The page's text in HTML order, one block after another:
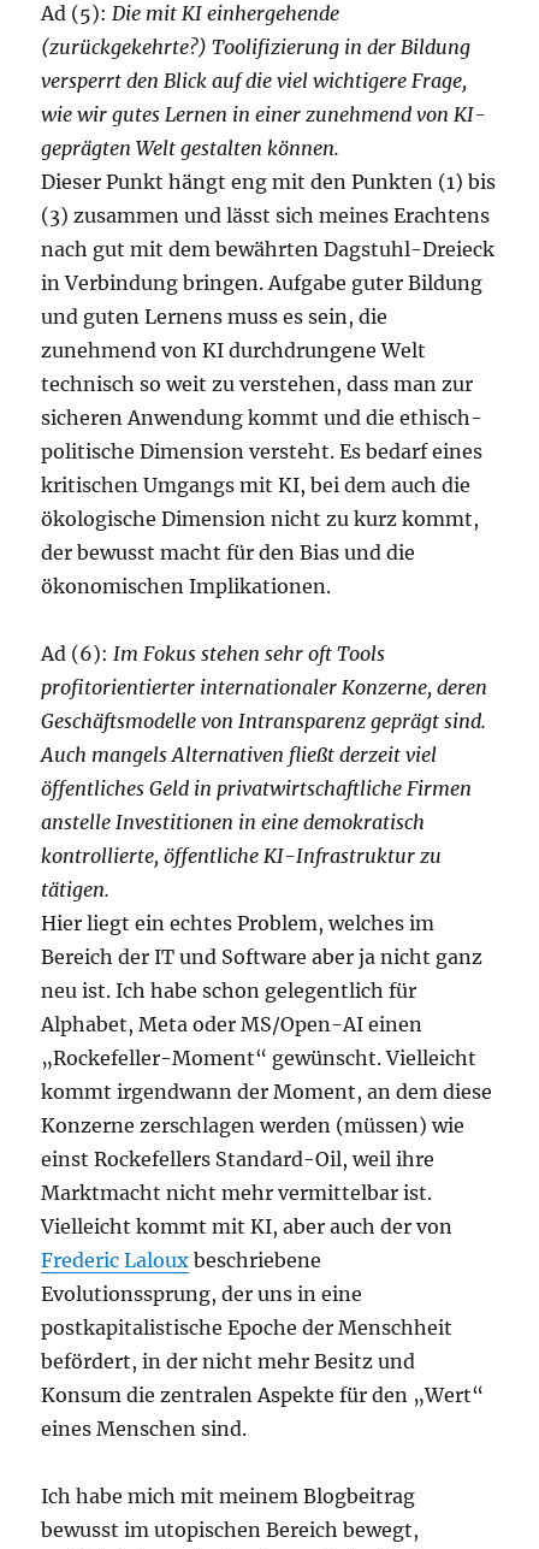
Ad (5):Die mit KI einhergehende
(zurückgekehrte?) Toolifizierung in der Bildung
versperrt den Blick auf die viel wichtigere Frage,
wie wir gutes Lernen in einer zunehmend von KI-
geprägten Welt gestalten können.
Dieser Punkt hängt eng mit den Punkten (1) bis
(3) zusammen und lässt sich meines Erachtens
nach gut mit dem bewährten Dagstuhl-Dreieck
in Verbindung bringen. Aufgabe guter Bildung
und guten Lernens muss es sein, die
zunehmend von KI durchdrungene Welt
technisch so weit zu verstehen, dass man zur
sicheren Anwendung kommt und die ethisch-
politische Dimension versteht. Es bedarf eines
kritischen Umgangs mit KI, bei dem auch die
ökologische Dimension nicht zu kurz kommt,
der bewusst macht für den Bias und die
ökonomischen Implikationen.
Ad (6):Im Fokus stehen sehr oft Tools
profitorientierter internationaler Konzerne, deren
Geschäftsmodelle von Intransparenz geprägt sind.
Auch mangels Alternativen fließt derzeit viel
öffentliches Geld in privatwirtschaftliche Firmen
anstelle Investitionen in eine demokratisch
kontrollierte, öffentliche KI-Infrastruktur zu
tätigen.
Hier liegt ein echtes Problem, welches im
Bereich der IT und Software aber ja nicht ganz
neu ist. Ich habe schon gelegentlich für
Alphabet, Meta oder MS/Open-AI einen
„Rockefeller-Moment“ gewünscht. Vielleicht
kommt irgendwann der Moment, an dem diese
Konzerne zerschlagen werden (müssen) wie
einst Rockefellers Standard-Oil, weil ihre
Marktmacht nicht mehr vermittelbar ist.
Vielleicht kommt mit KI, aber auch der von
Frederic Laloux beschriebene
Evolutionssprung, der uns in eine
postkapitalistische Epoche der Menschheit
befördert, in der nicht mehr Besitz und
Konsum die zentralen Aspekte für den „Wert“
eines Menschen sind.
Ich habe mich mit meinem Blogbeitrag
bewusst im utopischen Bereich bewegt,